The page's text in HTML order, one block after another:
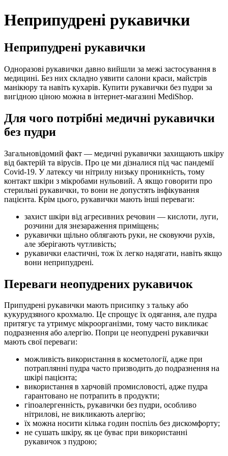
Неприпудрені рукавички
Неприпудрені рукавички
Одноразові рукавички давно вийшли за межі застосування в
медицині. Без них складно уявити салони краси, майстрів
манікюру та навіть кухарів. Купити рукавички без пудри за
вигідною ціною можна в інтернет-магазині MediShop.
Для чого потрібні медичні рукавички
без пудри
Загальновідомий факт — медичні рукавички захищають шкіру
від бактерій та вірусів. Про це ми дізналися під час пандемії
Covid-19. У латексу чи нітрилу низьку проникність, тому
контакт шкіри з мікробами нульовий. А якщо говорити про
стерильні рукавички, то вони не допустять інфікування
пацієнта. Крім цього, рукавички мають інші переваги:
захист шкіри від агресивних речовин — кислоти, луги,
розчини для знезараження приміщень;
рукавички щільно облягають руки, не сковуючи рухів,
але зберігають чутливість;
рукавички еластичні, тож їх легко надягати, навіть якщо
вони неприпудрені.
Переваги неопудрених рукавичок
Припудрені рукавички мають присипку з тальку або
кукурудзяного крохмалю. Це спрощує їх одягання, але пудра
притягує та утримує мікроорганізми, тому часто викликає
подразнення або алергію. Попри це неопудрені рукавички
мають свої переваги:
можливість використання в косметології, адже при
потраплянні пудра часто призводить до подразнення на
шкірі пацієнта;
використання в харчовій промисловості, адже пудра
гарантовано не потрапить в продукти;
гіпоалергенність, рукавички без пудри, особливо
нітрилові, не викликають алергію;
їх можна носити кілька годин поспіль без дискомфорту;
не сушать шкіру, як це буває при використанні
рукавичок з пудрою;